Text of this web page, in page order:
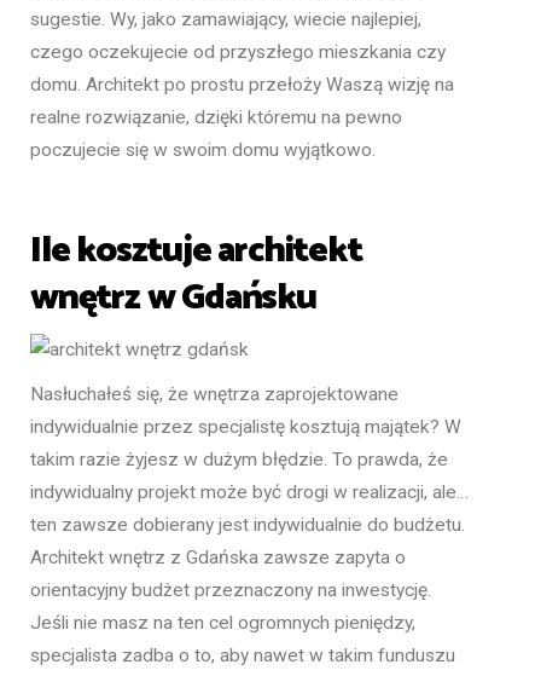
sugestie. Wy, jako zamawiający, wiecie najlepiej,
czego oczekujecie od przyszłego mieszkania czy
domu. Architekt po prostu przełoży Waszą wizję na
realne rozwiązanie, dzięki któremu na pewno
poczujecie się w swoim domu wyjątkowo.
Ile kosztuje architekt
wnętrz w Gdańsku
Nasłuchałeś się, że wnętrza zaprojektowane
indywidualnie przez specjalistę kosztują majątek? W
takim razie żyjesz w dużym błędzie. To prawda, że
indywidualny projekt może być drogi w realizacji, ale…
ten zawsze dobierany jest indywidualnie do budżetu.
Architekt wnętrz z Gdańska zawsze zapyta o
orientacyjny budżet przeznaczony na inwestycję.
Jeśli nie masz na ten cel ogromnych pieniędzy,
specjalista zadba o to, aby nawet w takim funduszu